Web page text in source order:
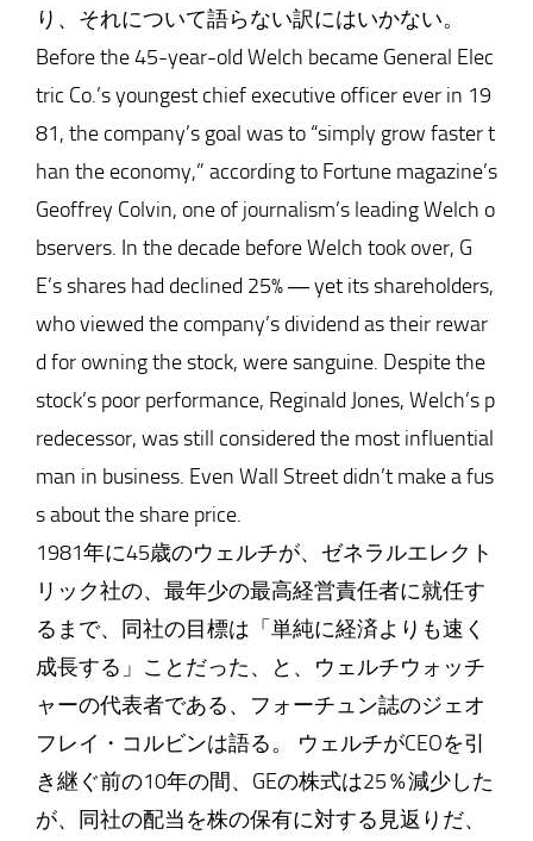
り、それについて語らない訳にはいかない。
Before the 45-year-old Welch became General Elec
tric Co.’s youngest chief executive officer ever in 19
81, the company’s goal was to “simply grow faster t
han the economy,” according to Fortune magazine’s
Geoffrey Colvin, one of journalism’s leading Welch o
bservers. In the decade before Welch took over, G
E’s shares had declined 25% ― yet its shareholders,
who viewed the company’s dividend as their rewar
d for owning the stock, were sanguine. Despite the
stock’s poor performance, Reginald Jones, Welch’s p
redecessor, was still considered the most influential
man in business. Even Wall Street didn’t make a fus
s about the share price.
1981年に45歳のウェルチが、ゼネラルエレクト
リック社の、最年少の最高経営責任者に就任す
るまで、同社の目標は「単純に経済よりも速く
成長する」ことだった、と、ウェルチウォッチ
ャーの代表者である、フォーチュン誌のジェオ
フレイ・コルビンは語る。 ウェルチがCEOを引
き継ぐ前の10年の間、GEの株式は25％減少した
が、同社の配当を株の保有に対する見返りだ、